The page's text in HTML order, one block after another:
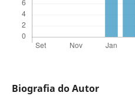
Biografia do Autor